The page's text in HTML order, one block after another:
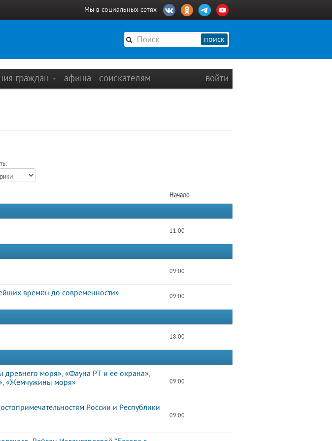
Мы в социальных сетях
поиск
граждан афиша соискателям войти
Начало
11.00
09:00
времён до современности» 09:00
18.00
древнего моря», «Фауна РТ и ее охрана»,
«Жемчужины моря»
09:00
России и Республики
09:00